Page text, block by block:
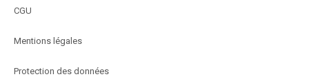
CGU
Mentions légales
Protection des données